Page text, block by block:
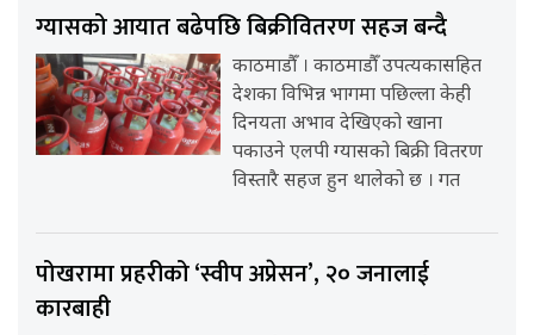
ग्यासको आयात बढेपछि बिक्रीवितरण सहज बन्दै
काठमाडौँ । काठमाडौँ उपत्यकासहित
देशका विभिन्न भागमा पछिल्ला केही
दिनयता अभाव देखिएको खाना
पकाउने एलपी ग्यासको बिक्री वितरण
विस्तारै सहज हुन थालेको छ । गत
पोखरामा प्रहरीको ‘स्वीप अप्रेसन’, २० जनालाई
कारबाही